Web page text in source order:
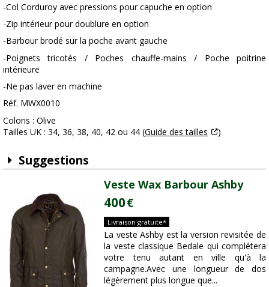
-Col Corduroy avec pressions pour capuche en option
-Zip intérieur pour doublure en option
-Barbour brodé sur la poche avant gauche
-Poignets tricotés / Poches chauffe-mains / Poche poitrine
intérieure
-Ne pas laver en machine
Réf. MWX0010
Coloris : Olive
Tailles UK : 34, 36, 38, 40, 42 ou 44 (Guide des tailles )
Suggestions
Veste Wax Barbour Ashby
400€
Livraison gratuite*
La veste Ashby est la version revisitée de
la veste classique Bedale qui complétera
votre tenu autant en ville qu'à la
campagne.Avec une longueur de dos
légèrement plus longue que...